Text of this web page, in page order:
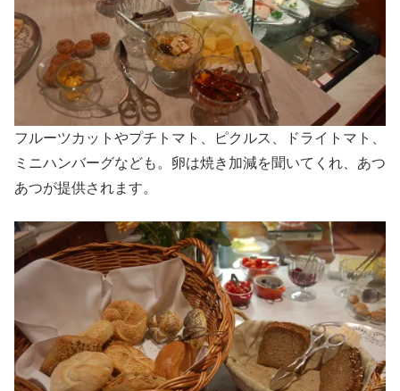
フルーツカットやプチトマト、ピクルス、ドライトマト、
ミニハンバーグなども。卵は焼き加減を聞いてくれ、あつ
あつが提供されます。